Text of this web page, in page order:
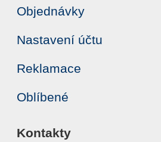
Objednávky
Nastavení účtu
Reklamace
Oblíbené
Kontakty